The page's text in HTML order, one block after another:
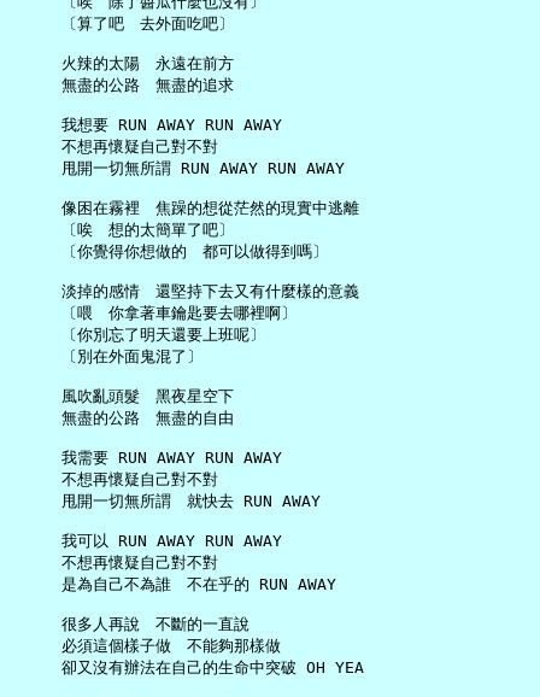
     〔算了吧　去外面吃吧〕
     火辣的太陽　永遠在前方
     無盡的公路　無盡的追求
     我想要 RUN AWAY RUN AWAY
     不想再懷疑自己對不對
     甩開一切無所謂 RUN AWAY RUN AWAY
     像困在霧裡　焦躁的想從茫然的現實中逃離
     〔唉　想的太簡單了吧〕
     〔你覺得你想做的　都可以做得到嗎〕
     淡掉的感情　還堅持下去又有什麼樣的意義
     〔喂　你拿著車鑰匙要去哪裡啊〕
     〔你別忘了明天還要上班呢〕
     〔別在外面鬼混了〕
     風吹亂頭髮　黑夜星空下
     無盡的公路　無盡的自由
     我需要 RUN AWAY RUN AWAY
     不想再懷疑自己對不對
     甩開一切無所謂　就快去 RUN AWAY
     我可以 RUN AWAY RUN AWAY
     不想再懷疑自己對不對
     是為自己不為誰　不在乎的 RUN AWAY
     很多人再說　不斷的一直說
     必須這個樣子做　不能夠那樣做
     卻又沒有辦法在自己的生命中突破 OH YEA